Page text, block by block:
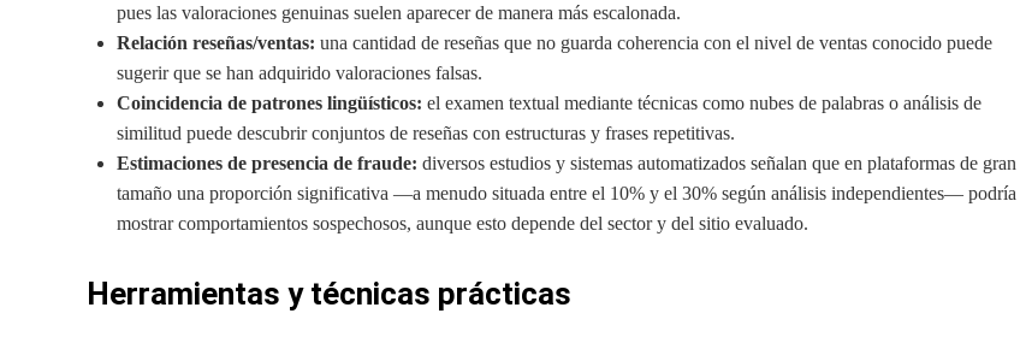
pues las valoraciones genuinas suelen aparecer de manera más escalonada.
Relación reseñas/ventas: una cantidad de reseñas que no guarda coherencia con el nivel de ventas conocido puede
sugerir que se han adquirido valoraciones falsas.
Coincidencia de patrones lingüísticos: el examen textual mediante técnicas como nubes de palabras o análisis de
similitud puede descubrir conjuntos de reseñas con estructuras y frases repetitivas.
Estimaciones de presencia de fraude: diversos estudios y sistemas automatizados señalan que en plataformas de gran
tamaño una proporción significativa —a menudo situada entre el 10% y el 30% según análisis independientes— podría
mostrar comportamientos sospechosos, aunque esto depende del sector y del sitio evaluado.
Herramientas y técnicas prácticas